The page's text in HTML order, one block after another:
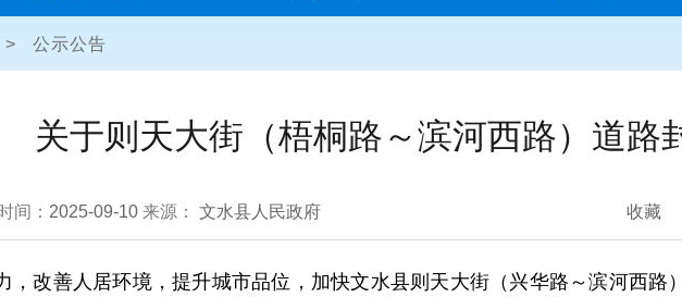
> 公示公告
关于则天大街（梧桐路～滨河西路）道路
间： 2025-09-10 来源： 文水县人民政府 收藏
，改善人居环境，提升城市品位，加快文水县则天大街（兴华路～滨河西